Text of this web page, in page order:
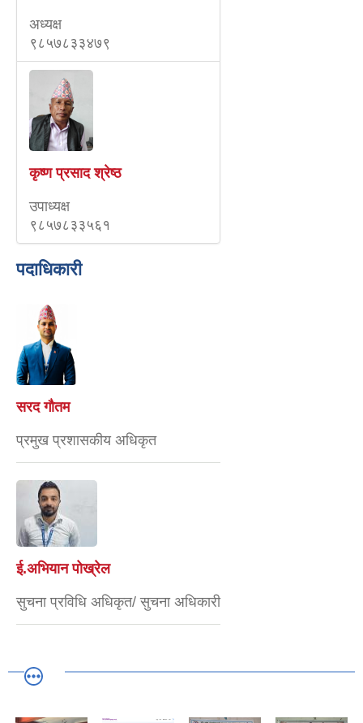
अध्यक्ष
९८५७८३३४७९
कृष्ण प्रसाद श्रेष्ठ
उपाध्यक्ष
९८५७८३३५६१
पदाधिकारी
सरद गौतम
प्रमुख प्रशासकीय अधिकृत
ई.अभियान पोख्रेल
सुचना प्रविधि अधिकृत/ सुचना अधिकारी